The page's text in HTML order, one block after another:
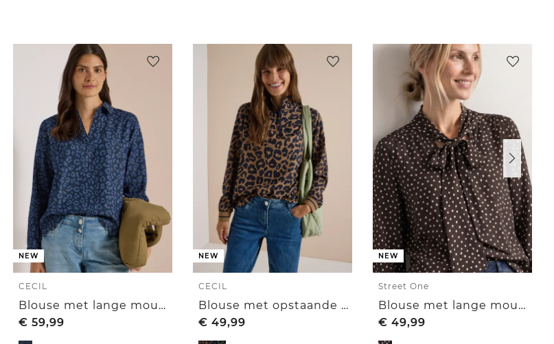
NEW
CECIL
Blouse met lange mouwen en laserprint
€ 59,99
NEW
CECIL
Blouse met opstaande kraag en ritssluiting
€ 49,99
NEW
Street One
Blouse met lange mouwen en strikdetail
€ 49,99